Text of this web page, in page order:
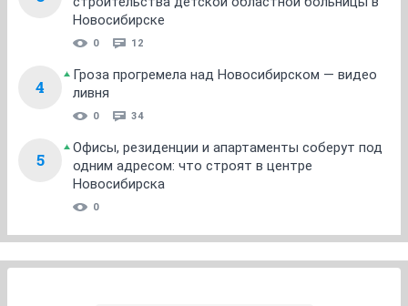
Новосибирске
0 12
4
Гроза прогремела над Новосибирском — видео
ливня
0 34
5
Офисы, резиденции и апартаменты соберут под
одним адресом: что строят в центре
Новосибирска
0